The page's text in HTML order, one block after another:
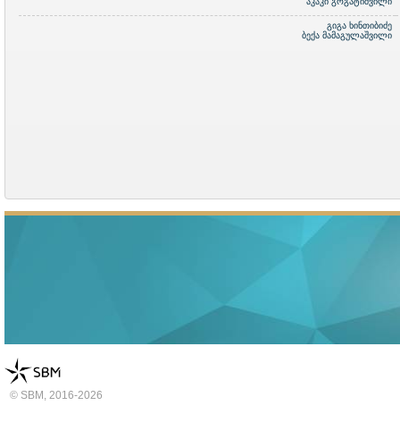
გიგა ხინთიბიძე
ბექა მამაგულაშვილი
© SBM, 2016-2026